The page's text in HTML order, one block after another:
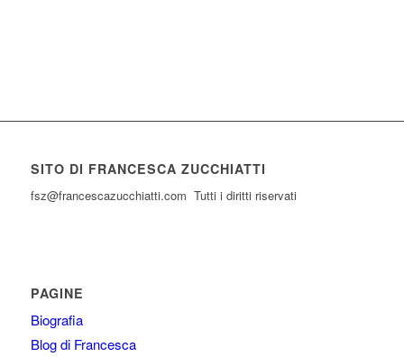
SITO DI FRANCESCA ZUCCHIATTI
fsz@francescazucchiatti.com Tutti i diritti riservati
PAGINE
Biografia
Blog di Francesca